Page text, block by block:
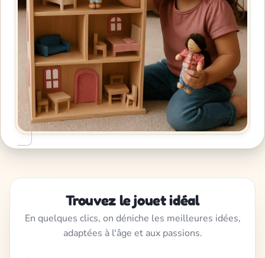
Trouvez le jouet idéal
En quelques clics, on déniche les meilleures idées,
adaptées à l'âge et aux passions.